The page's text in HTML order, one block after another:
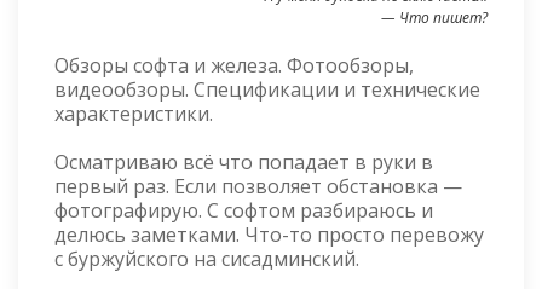
— Что пишет?
Обзоры софта и железа. Фотообзоры,
видеообзоры. Спецификации и технические
характеристики.
Осматриваю всё что попадает в руки в
первый раз. Если позволяет обстановка —
фотографирую. С софтом разбираюсь и
делюсь заметками. Что-то просто перевожу
с буржуйского на сисадминский.